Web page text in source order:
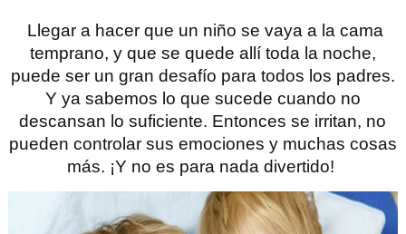
Llegar a hacer que un niño se vaya a la cama
temprano, y que se quede allí toda la noche,
puede ser un gran desafío para todos los padres.
Y ya sabemos lo que sucede cuando no
descansan lo suficiente. Entonces se irritan, no
pueden controlar sus emociones y muchas cosas
más. ¡Y no es para nada divertido!